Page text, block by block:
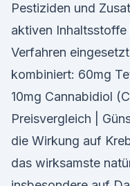
Pestiziden und
aktiven
Verfahren
kombiniert: 60mg
10mg Cannabidiol
Preisvergleich |
die Wirkung auf
das wirksamste